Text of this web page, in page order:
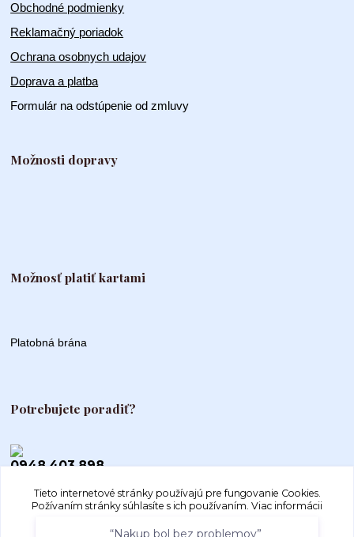
Obchodné podmienky
Reklamačný poriadok
Ochrana osobnych udajov
Doprava a platba
Formulár na odstúpenie od zmluvy
Možnosti dopravy
Možnosť platiť kartami
Platobná brána
Potrebujete poradiť?
0948 403 898
info@autogood.sk
Tieto internetové stránky používajú pre fungovanie Cookies.
Požívaním stránky súhlasíte s ich používaním. Viac informácii
“Nakup bol bez problemov”